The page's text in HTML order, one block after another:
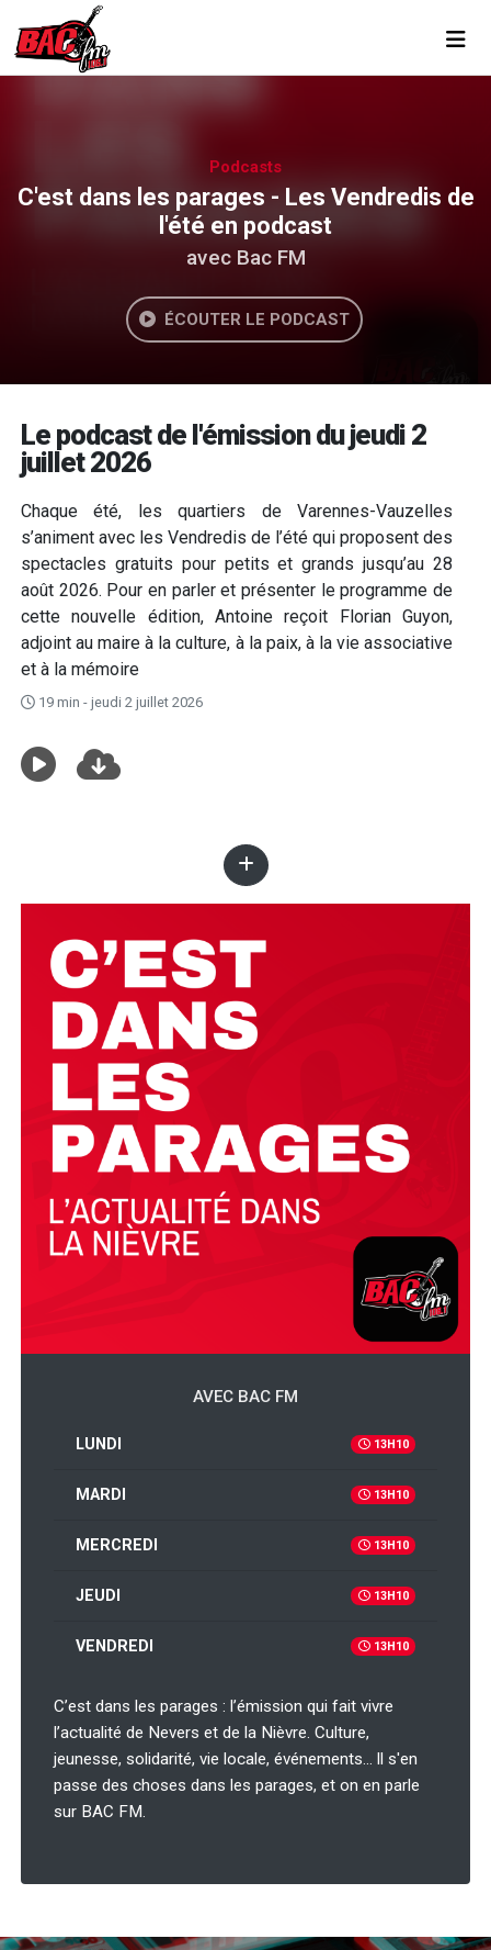
Podcasts
C'est dans les parages - Les Vendredis de
l'été en podcast
avec Bac FM
ÉCOUTER LE PODCAST
Le podcast de l'émission du jeudi 2
juillet 2026
Chaque été, les quartiers de Varennes-Vauzelles
s’animent avec les Vendredis de l’été qui proposent des
spectacles gratuits pour petits et grands jusqu’au 28
août 2026. Pour en parler et présenter le programme de
cette nouvelle édition, Antoine reçoit Florian Guyon,
adjoint au maire à la culture, à la paix, à la vie associative
et à la mémoire
19 min - jeudi 2 juillet 2026
AVEC BAC FM
LUNDI 13H10
MARDI 13H10
MERCREDI 13H10
JEUDI 13H10
VENDREDI 13H10
C’est dans les parages : l’émission qui fait vivre
l’actualité de Nevers et de la Nièvre. Culture,
jeunesse, solidarité, vie locale, événements… ll s'en
passe des choses dans les parages, et on en parle
sur BAC FM.